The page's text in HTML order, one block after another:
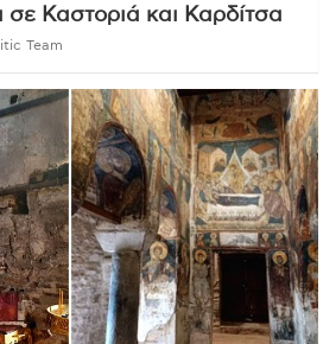
σε Καστοριά και Καρδίτσα
Team